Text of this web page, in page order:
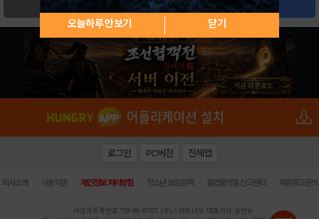
검색 글쓰기
오늘하루 안보기 닫기
로그인 PC버전 전체앱
회사소개 이용약관 개인정보 처리방침 청소년 보호정책 불법촬영물 신고센터 제휴광고문의
사업자등록번호:119-86-61101 (주)스마트나우 대표이사:송현두